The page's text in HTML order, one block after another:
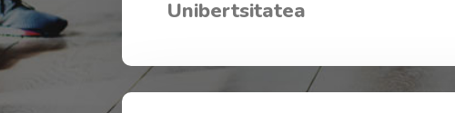
Unibertsitatea